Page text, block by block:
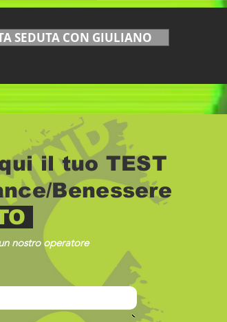
SEDUTA CON GIULIANO
il tuo TEST
Benessere
nostro operatore